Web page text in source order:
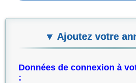
▼ Ajoutez votre
Données de connexion à
: